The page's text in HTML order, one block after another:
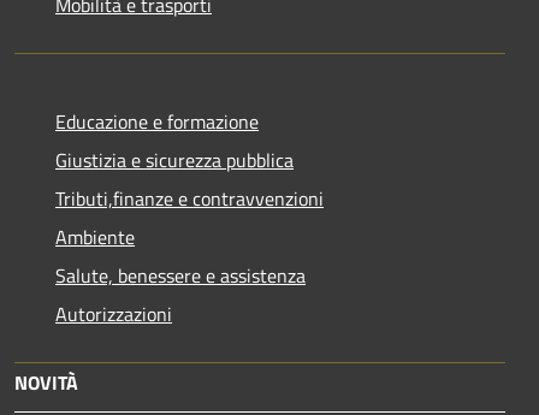
Educazione e formazione
Giustizia e sicurezza pubblica
Tributi,finanze e contravvenzioni
Ambiente
Salute, benessere e assistenza
Autorizzazioni
NOVITÀ